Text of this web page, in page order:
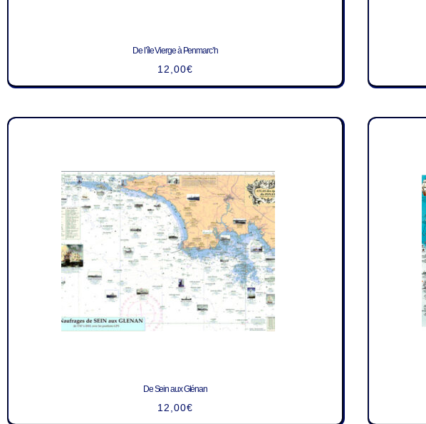
De l’île Vierge à Penmarc’h
12,00€
De Sein aux Glénan
12,00€